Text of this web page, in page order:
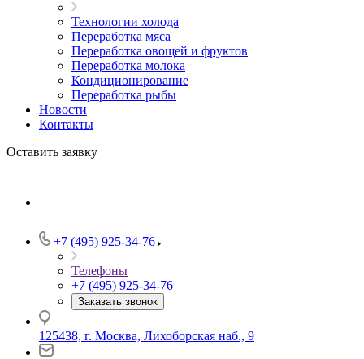
Технологии холода
Переработка мяса
Переработка овощей и фруктов
Переработка молока
Кондиционирование
Переработка рыбы
Новости
Контакты
Оставить заявку
+7 (495) 925-34-76
Телефоны
+7 (495) 925-34-76
Заказать звонок
125438, г. Москва, Лихоборская наб., 9